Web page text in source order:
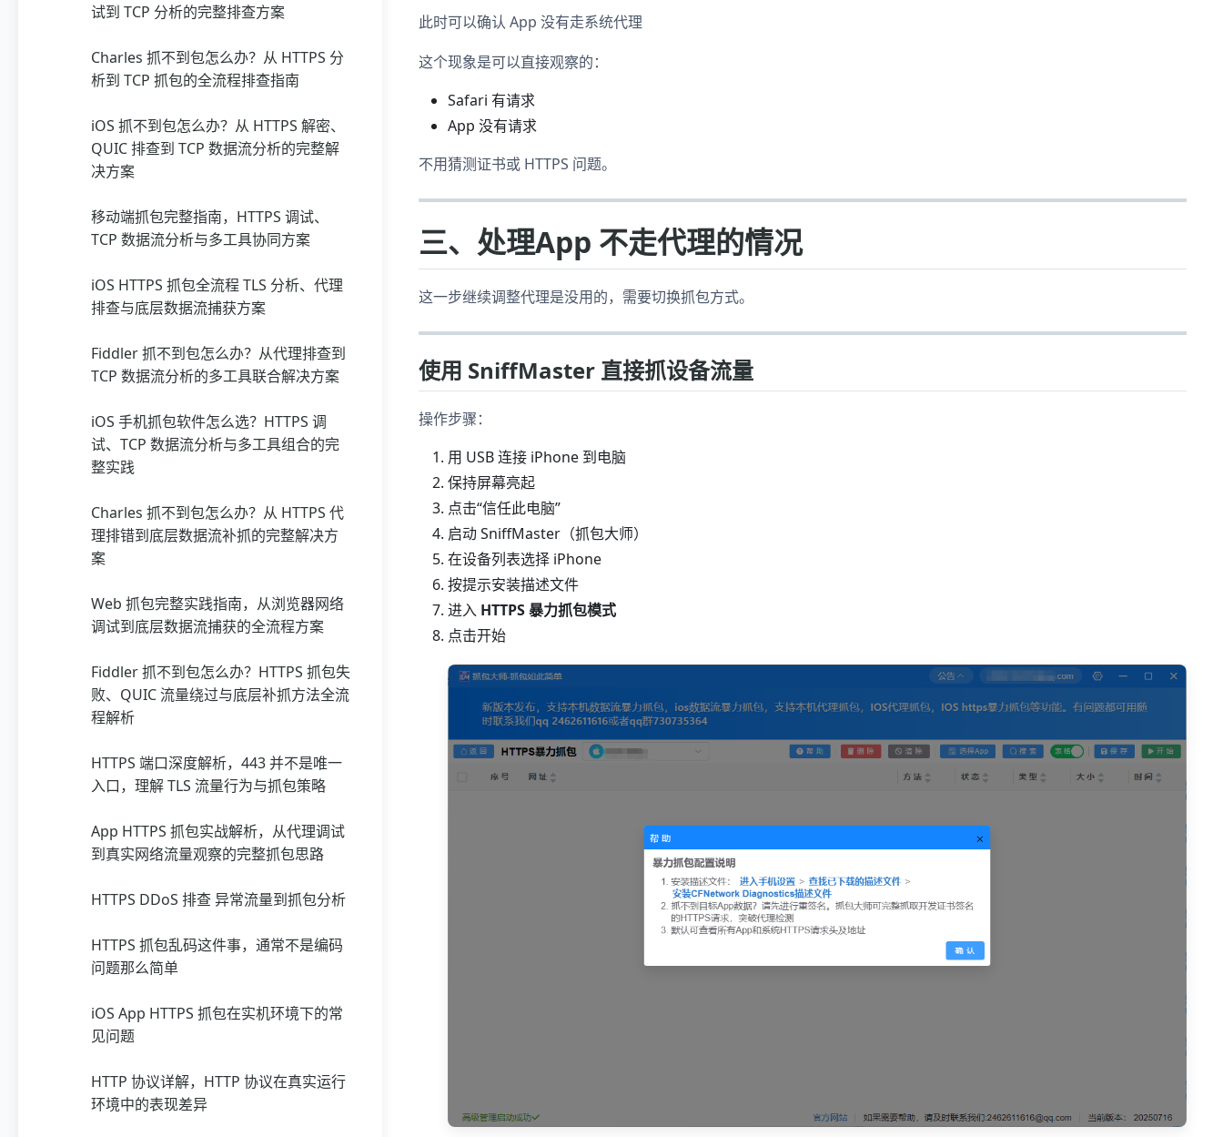
试到 TCP 分析的完整排查方案
Charles 抓不到包怎么办？从 HTTPS 分
析到 TCP 抓包的全流程排查指南
iOS 抓不到包怎么办？从 HTTPS 解密、
QUIC 排查到 TCP 数据流分析的完整解
决方案
移动端抓包完整指南，HTTPS 调试、
TCP 数据流分析与多工具协同方案
iOS HTTPS 抓包全流程 TLS 分析、代理
排查与底层数据流捕获方案
Fiddler 抓不到包怎么办？从代理排查到
TCP 数据流分析的多工具联合解决方案
iOS 手机抓包软件怎么选？HTTPS 调
试、TCP 数据流分析与多工具组合的完
整实践
Charles 抓不到包怎么办？从 HTTPS 代
理排错到底层数据流补抓的完整解决方
案
Web 抓包完整实践指南，从浏览器网络
调试到底层数据流捕获的全流程方案
Fiddler 抓不到包怎么办？HTTPS 抓包失
败、QUIC 流量绕过与底层补抓方法全流
程解析
HTTPS 端口深度解析，443 并不是唯一
入口，理解 TLS 流量行为与抓包策略
App HTTPS 抓包实战解析，从代理调试
到真实网络流量观察的完整抓包思路
HTTPS DDoS 排查 异常流量到抓包分析
HTTPS 抓包乱码这件事，通常不是编码
问题那么简单
iOS App HTTPS 抓包在实机环境下的常
见问题
HTTP 协议详解，HTTP 协议在真实运行
环境中的表现差异
此时可以确认 App 没有走系统代理
这个现象是可以直接观察的：
Safari 有请求
App 没有请求
不用猜测证书或 HTTPS 问题。
三、处理App 不走代理的情况
这一步继续调整代理是没用的，需要切换抓包方式。
使用 SniffMaster 直接抓设备流量
操作步骤：
用 USB 连接 iPhone 到电脑
保持屏幕亮起
点击“信任此电脑”
启动 SniffMaster（抓包大师）
在设备列表选择 iPhone
按提示安装描述文件
进入 HTTPS 暴力抓包模式
点击开始